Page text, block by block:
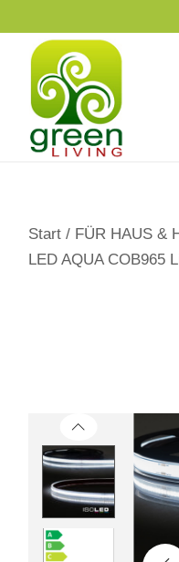
p
Start / FÜR HAUS &
LED AQUA COB965